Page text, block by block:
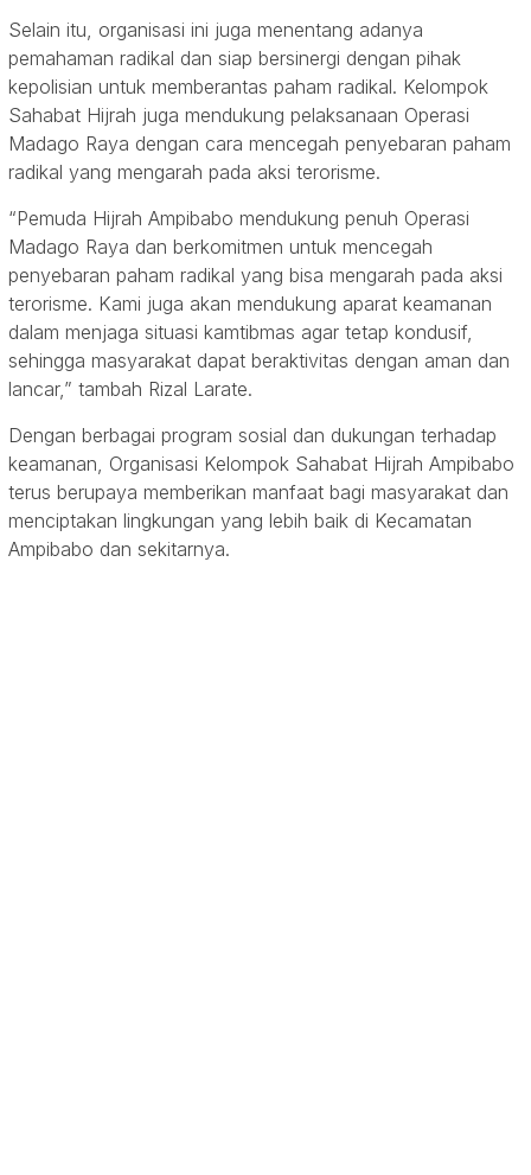
Selain itu, organisasi ini juga menentang adanya
pemahaman radikal dan siap bersinergi dengan pihak
kepolisian untuk memberantas paham radikal. Kelompok
Sahabat Hijrah juga mendukung pelaksanaan Operasi
Madago Raya dengan cara mencegah penyebaran paham
radikal yang mengarah pada aksi terorisme.
“Pemuda Hijrah Ampibabo mendukung penuh Operasi
Madago Raya dan berkomitmen untuk mencegah
penyebaran paham radikal yang bisa mengarah pada aksi
terorisme. Kami juga akan mendukung aparat keamanan
dalam menjaga situasi kamtibmas agar tetap kondusif,
sehingga masyarakat dapat beraktivitas dengan aman dan
lancar,” tambah Rizal Larate.
Dengan berbagai program sosial dan dukungan terhadap
keamanan, Organisasi Kelompok Sahabat Hijrah Ampibabo
terus berupaya memberikan manfaat bagi masyarakat dan
menciptakan lingkungan yang lebih baik di Kecamatan
Ampibabo dan sekitarnya.